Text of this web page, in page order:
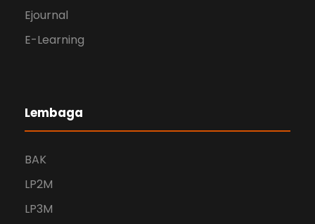
Ejournal
E-Learning
Lembaga
BAK
LP2M
LP3M